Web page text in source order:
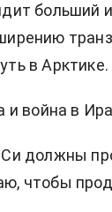
больший
в Арктике.
и война в
должны
чтобы